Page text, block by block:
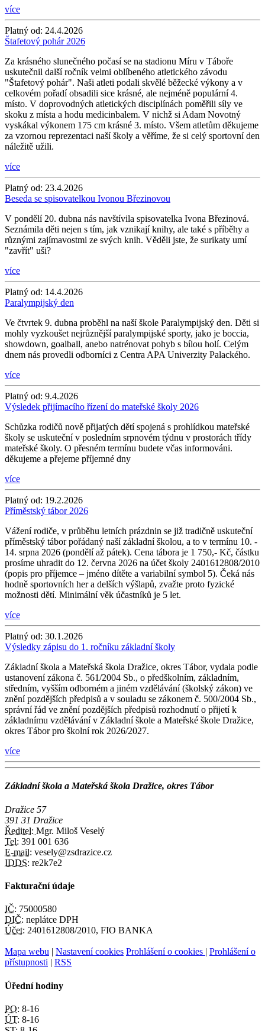
více
Platný od: 24.4.2026
Štafetový pohár 2026
Za krásného slunečného počasí se na stadionu Míru v Táboře
uskutečnil další ročník velmi oblíbeného atletického závodu
"Štafetový pohár". Naši atleti podali skvělé běžecké výkony a v
celkovém pořadí obsadili sice krásné, ale nejméně populární 4.
místo. V doprovodných atletických disciplínách poměřili síly ve
skoku z místa a hodu medicinbalem. V nichž si Adam Novotný
vyskákal výkonem 175 cm krásné 3. místo. Všem atletům děkujeme
za vzornou reprezentaci naší školy a věříme, že si celý sportovní den
náležitě užili.
více
Platný od: 23.4.2026
Beseda se spisovatelkou Ivonou Březinovou
V pondělí 20. dubna nás navštívila spisovatelka Ivona Březinová.
Seznámila děti nejen s tím, jak vznikají knihy, ale také s příběhy a
různými zajímavostmi ze svých knih. Věděli jste, že surikaty umí
"zavřít" uši?
více
Platný od: 14.4.2026
Paralympijský den
Ve čtvrtek 9. dubna proběhl na naší škole Paralympijský den. Děti si
mohly vyzkoušet nejrůznější paralympijské sporty, jako je boccia,
showdown, goalball, anebo natrénovat pohyb s bílou holí. Celým
dnem nás provedli odborníci z Centra APA Univerzity Palackého.
více
Platný od: 9.4.2026
Výsledek přijímacího řízení do mateřské školy 2026
Schůzka rodičů nově přijatých dětí spojená s prohlídkou mateřské
školy se uskuteční v posledním srpnovém týdnu v prostorách třídy
mateřské školy. O přesném termínu budete včas informováni.
děkujeme a přejeme příjemné dny
více
Platný od: 19.2.2026
Příměstský tábor 2026
Vážení rodiče, v průběhu letních prázdnin se již tradičně uskuteční
příměstský tábor pořádaný naší základní školou, a to v termínu 10. -
14. srpna 2026 (pondělí až pátek). Cena tábora je 1 750,- Kč, částku
prosíme uhradit do 12. června 2026 na účet školy 2401612808/2010
(popis pro příjemce – jméno dítěte a variabilní symbol 5). Čeká nás
hodně sportovních her a delších výšlapů, zvažte proto fyzické
možnosti dětí. Minimální věk účastníků je 5 let.
více
Platný od: 30.1.2026
Výsledky zápisu do 1. ročníku základní školy
Základní škola a Mateřská škola Dražice, okres Tábor, vydala podle
ustanovení zákona č. 561/2004 Sb., o předškolním, základním,
středním, vyšším odborném a jiném vzdělávání (školský zákon) ve
znění pozdějších předpisů a v souladu se zákonem č. 500/2004 Sb.,
správní řád ve znění pozdějších předpisů rozhodnutí o přijetí k
základnímu vzdělávání v Základní škole a Mateřské škole Dražice,
okres Tábor pro školní rok 2026/2027.
více
Základní škola a Mateřská škola Dražice, okres Tábor
Dražice 57
391 31 Dražice
Ředitel: Mgr. Miloš Veselý
Tel: 391 001 636
E-mail: vesely@zsdrazice.cz
IDDS: re2k7e2
Fakturační údaje
IČ: 75000580
DIČ: neplátce DPH
Účet: 2401612808/2010, FIO BANKA
Mapa webu | Nastavení cookies Prohlášení o cookies | Prohlášení o
přístupnosti | RSS
Úřední hodiny
PO: 8-16
ÚT: 8-16